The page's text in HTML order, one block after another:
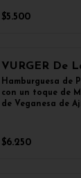
$5.500
VURGER De
Hamburguesa de
con un toque de
de Veganesa de
salteados con
caramelizada y
$6.250